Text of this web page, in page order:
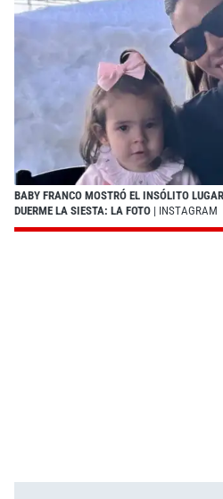
BABY FRANCO MOSTRÓ EL INSÓLITO
DUERME LA SIESTA: LA FOTO | INSTAGRAM